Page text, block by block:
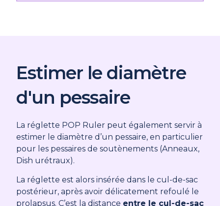
Estimer le diamètre
d'un pessaire
La réglette POP Ruler peut également servir à
estimer le diamètre d’un pessaire, en particulier
pour les pessaires de soutènements (Anneaux,
Dish urétraux).
La réglette est alors insérée dans le cul-de-sac
postérieur, après avoir délicatement refoulé le
prolapsus. C’est la distance entre le cul-de-sac